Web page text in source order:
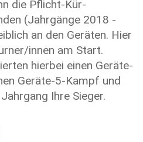
die Pflicht-Kür-
(Jahrgänge 2018 -
an den Geräten. Hier
innen am Start.
hierbei einen Geräte-
Geräte-5-Kampf und
Ihre Sieger.